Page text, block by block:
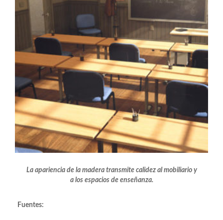
La apariencia de la madera transmite calidez al mobiliario y
a los espacios de enseñanza.
Fuentes: